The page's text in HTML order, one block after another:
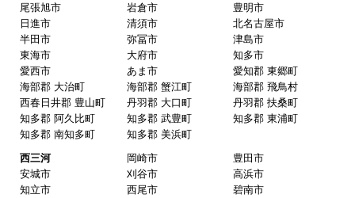
尾張旭市
岩倉市
豊明市
日進市
清須市
北名古屋市
半田市
弥冨市
津島市
東海市
大府市
知多市
愛西市
あま市
愛知郡 東郷町
海部郡 大治町
海部郡 蟹江町
海部郡 飛鳥村
西春日井郡 豊山町
丹羽郡 大口町
丹羽郡 扶桑町
知多郡 阿久比町
知多郡 武豊町
知多郡 東浦町
知多郡 南知多町
知多郡 美浜町
西三河
岡崎市
豊田市
安城市
刈谷市
高浜市
知立市
西尾市
碧南市